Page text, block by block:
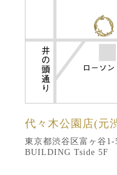
代々木公園店(元
東京都渋谷区富ヶ谷
BUILDING Tside 5F